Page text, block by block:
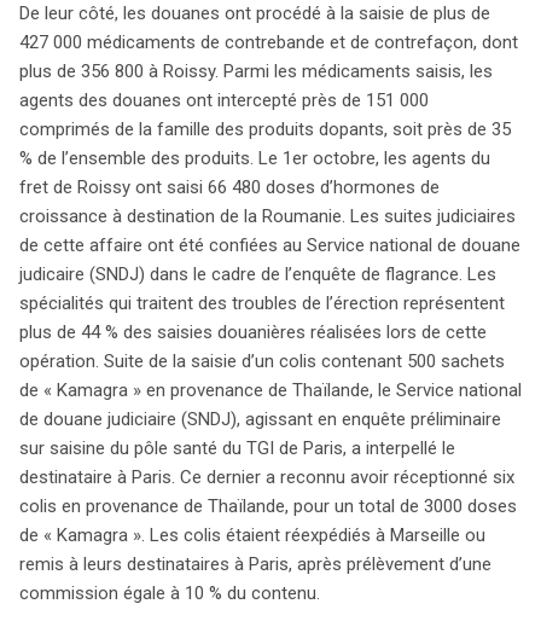
De leur côté, les douanes ont procédé à la saisie de plus de
427 000 médicaments de contrebande et de contrefaçon, dont
plus de 356 800 à Roissy. Parmi les médicaments saisis, les
agents des douanes ont intercepté près de 151 000
comprimés de la famille des produits dopants, soit près de 35
% de l’ensemble des produits. Le 1er octobre, les agents du
fret de Roissy ont saisi 66 480 doses d’hormones de
croissance à destination de la Roumanie. Les suites judiciaires
de cette affaire ont été confiées au Service national de douane
judicaire (SNDJ) dans le cadre de l’enquête de flagrance. Les
spécialités qui traitent des troubles de l’érection représentent
plus de 44 % des saisies douanières réalisées lors de cette
opération. Suite de la saisie d’un colis contenant 500 sachets
de « Kamagra » en provenance de Thaïlande, le Service national
de douane judiciaire (SNDJ), agissant en enquête préliminaire
sur saisine du pôle santé du TGI de Paris, a interpellé le
destinataire à Paris. Ce dernier a reconnu avoir réceptionné six
colis en provenance de Thaïlande, pour un total de 3000 doses
de « Kamagra ». Les colis étaient réexpédiés à Marseille ou
remis à leurs destinataires à Paris, après prélèvement d’une
commission égale à 10 % du contenu.